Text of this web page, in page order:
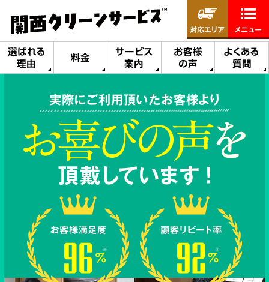
選ばれる
理由
料金
サービス
案内
お客様
の声
よくある
質問
対応エリア メニュー
実際にご利用頂いたお客様より